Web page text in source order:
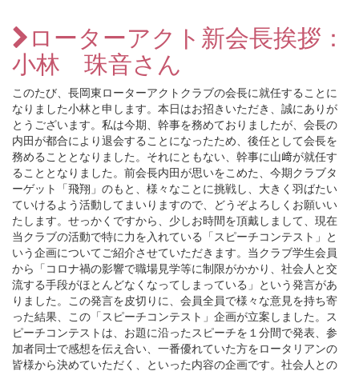
ローターアクト新会長挨拶：
小林 珠音さん
このたび、長岡東ローターアクトクラブの会長に就任することに
なりました小林と申します。本日はお招きいただき、誠にありが
とうございます。私は今期、幹事を務めておりましたが、会長の
内田が都合により退会することになったため、後任として会長を
務めることとなりました。それにともない、幹事に山﨑が就任す
ることとなりました。前会長内田が思いをこめた、今期クラブタ
ーゲット「飛翔」のもと、様々なことに挑戦し、大きく羽ばたい
ていけるよう活動してまいりますので、どうぞよろしくお願いい
たします。せっかくですから、少しお時間を頂戴しまして、現在
当クラブの活動で特に力を入れている「スピーチコンテスト」と
いう企画についてご紹介させていただきます。当クラブ学生会員
から「コロナ禍の影響で職場見学等に制限がかかり、社会人と交
流する手段がほとんどなくなってしまっている」という発言があ
りました。この発言を皮切りに、会員全員で様々な意見を持ち寄
った結果、この「スピーチコンテスト」企画が立案しました。ス
ピーチコンテストは、お題に沿ったスピーチを１分間で発表、参
加者同士で感想を伝え合い、一番優れていた方をロータリアンの
皆様から決めていただく、といった内容の企画です。社会人との